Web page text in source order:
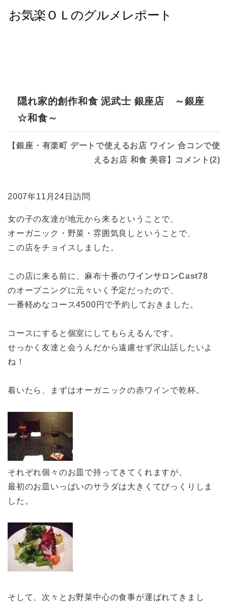
隠れ家的創作和食 泥武士 銀座店 ～銀座
☆和食～
【銀座・有楽町 デートで使えるお店 ワイン 合コンで使
えるお店 和食 美容 】 コメント(2)
2007年11月24日訪問
女の子の友達が地元から来るということで、
オーガニック・野菜・雰囲気良しということで、
この店をチョイスしました。
この店に来る前に、麻布十番のワインサロンCast78
のオープニングに元々いく予定だったので、
一番軽めなコース4500円で予約しておきました。
コースにすると個室にしてもらえるんです。
せっかく友達と会うんだから遠慮せず沢山話したいよ
ね！
着いたら、まずはオーガニックの赤ワインで乾杯。
それぞれ個々のお皿で持ってきてくれますが、
最初のお皿いっぱいのサラダは大きくてびっくりしま
した。
そして、次々とお野菜中心の食事が運ばれてきまし